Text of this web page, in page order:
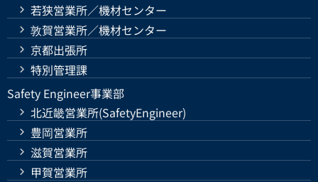
若狭営業所／機材センター
敦賀営業所／機材センター
京都出張所
特別管理課
Safety Engineer事業部
北近畿営業所(SafetyEngineer)
豊岡営業所
滋賀営業所
甲賀営業所